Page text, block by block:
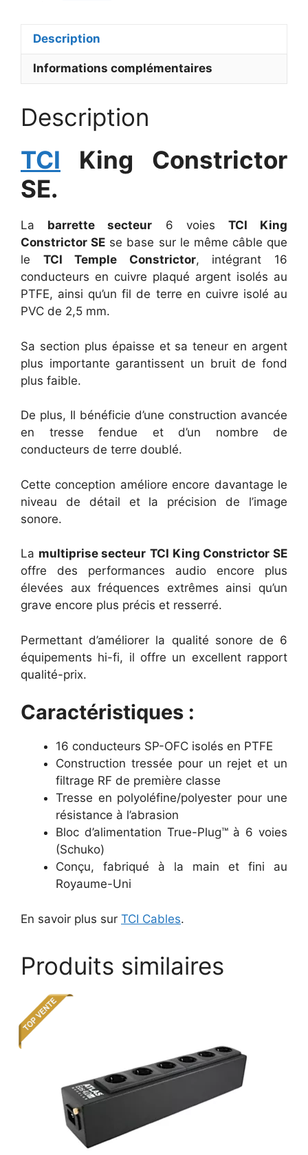
Description
Informations complémentaires
Description
TCI King Constrictor
SE.
La barrette secteur 6 voies TCI King
Constrictor SE se base sur le même câble que
le TCI Temple Constrictor, intégrant 16
conducteurs en cuivre plaqué argent isolés au
PTFE, ainsi qu’un fil de terre en cuivre isolé au
PVC de 2,5 mm.
Sa section plus épaisse et sa teneur en argent
plus importante garantissent un bruit de fond
plus faible.
De plus, Il bénéficie d’une construction avancée
en tresse fendue et d’un nombre de
conducteurs de terre doublé.
Cette conception améliore encore davantage le
niveau de détail et la précision de l’image
sonore.
La multiprise secteur TCI King Constrictor SE
offre des performances audio encore plus
élevées aux fréquences extrêmes ainsi qu’un
grave encore plus précis et resserré.
Permettant d’améliorer la qualité sonore de 6
équipements hi-fi, il offre un excellent rapport
qualité-prix.
Caractéristiques :
16 conducteurs SP-OFC isolés en PTFE
Construction tressée pour un rejet et un
filtrage RF de première classe
Tresse en polyoléfine/polyester pour une
résistance à l’abrasion
Bloc d’alimentation True-Plug™ à 6 voies
(Schuko)
Conçu, fabriqué à la main et fini au
Royaume-Uni
En savoir plus sur TCI Cables.
Produits similaires